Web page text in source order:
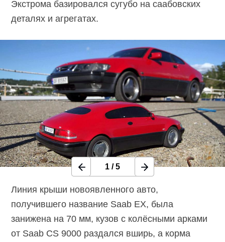
Экстрома базировался сугубо на саабовских
деталях и агрегатах.
1 /5
Линия крыши новоявленного авто,
получившего название Saab EX, была
занижена на 70 мм, кузов с колёсными арками
от Saab CS 9000 раздался вширь, а корма